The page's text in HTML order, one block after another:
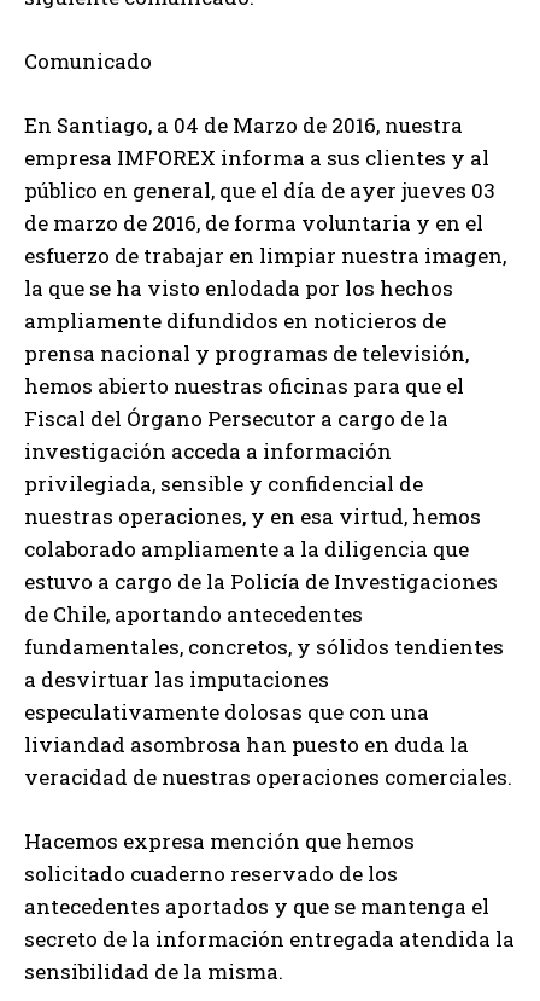
Comunicado
En Santiago, a 04 de Marzo de 2016, nuestra
empresa IMFOREX informa a sus clientes y al
público en general, que el día de ayer jueves 03
de marzo de 2016, de forma voluntaria y en el
esfuerzo de trabajar en limpiar nuestra imagen,
la que se ha visto enlodada por los hechos
ampliamente difundidos en noticieros de
prensa nacional y programas de televisión,
hemos abierto nuestras oficinas para que el
Fiscal del Órgano Persecutor a cargo de la
investigación acceda a información
privilegiada, sensible y confidencial de
nuestras operaciones, y en esa virtud, hemos
colaborado ampliamente a la diligencia que
estuvo a cargo de la Policía de Investigaciones
de Chile, aportando antecedentes
fundamentales, concretos, y sólidos tendientes
a desvirtuar las imputaciones
especulativamente dolosas que con una
liviandad asombrosa han puesto en duda la
veracidad de nuestras operaciones comerciales.
Hacemos expresa mención que hemos
solicitado cuaderno reservado de los
antecedentes aportados y que se mantenga el
secreto de la información entregada atendida la
sensibilidad de la misma.